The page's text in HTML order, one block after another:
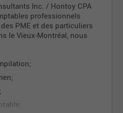
Inc. / Hontoy CPA
professionnels
PME et des particuliers
le Vieux-Montréal, nous